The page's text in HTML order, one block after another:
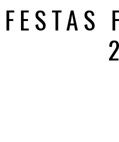
FESTAS